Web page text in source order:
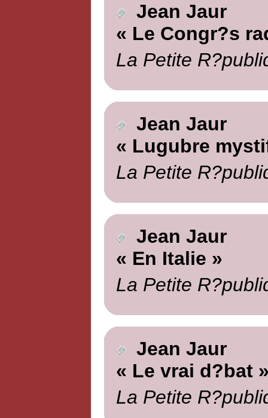
Jean Jaur
« Le Congr?s
La Petite
Jean Jaur
« Lugubre
La Petite
Jean Jaur
« En Italie »
La Petite
Jean Jaur
« Le vrai d?bat
La Petite